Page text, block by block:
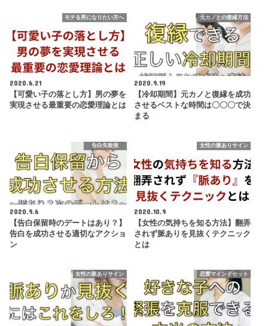
モテる男になりたい方へ
2020.6.21
【可愛い子の落とし方】男の夢を
実現させる最重要の恋愛理論とは
元カノとの復縁方法
2020.9.19
【冷却期間】元カノと復縁を成功
させるベストな時間は〇〇〇で決
まる
告白失敗後
2020.9.6
【告白保留時のデートはあり？】
告白を成功させる適切なアクショ
ン
女性の脈ありサイン
2020.10.9
【女性の気持ちを知る方法】翻弄
されず脈ありを見抜くテクニック
とは
女性の脈ありサイン 恋愛マインドセット